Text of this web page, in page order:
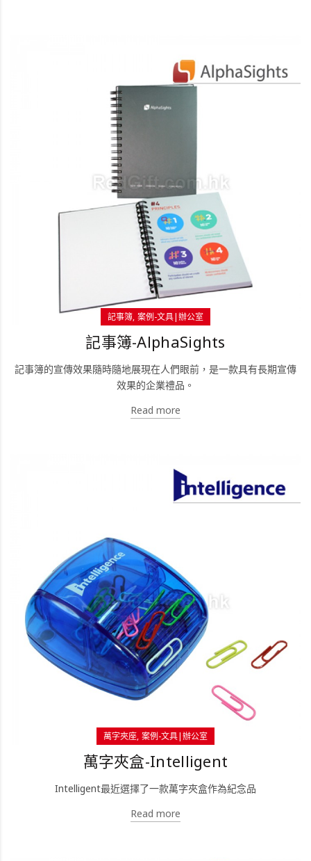
記事簿 案例-文具|辦公室
記事簿-AlphaSights
記事簿的宣傳效果隨時隨地展現在人們眼前，是一款具有長期宣傳
效果的企業禮品。
Read more
萬字夾座 案例-文具|辦公室
萬字夾盒-Intelligent
Intelligent最近選擇了一款萬字夾盒作為紀念品
Read more